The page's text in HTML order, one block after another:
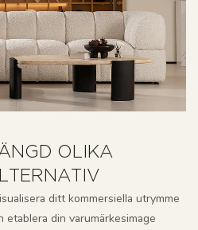
OLIKA
ditt kommersiella utrymme
din varumärkesimage